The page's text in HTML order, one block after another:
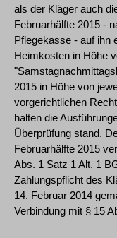
als der Kläger auch
Februarhälfte 2015 -
Pflegekasse - auf ihn
Heimkosten in Höhe
2015 in Höhe von
vorgerichtlichen
halten die
Überprüfung stand.
Februarhälfte 2015
Abs. 1 Satz 1 Alt. 1
Zahlungspflicht des
14. Februar 2014
Verbindung mit § 15